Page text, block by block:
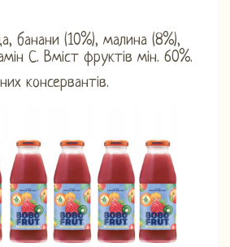
банани (10%), малина (8%),
С. Вміст фруктів мін. 60%.
консервантів.